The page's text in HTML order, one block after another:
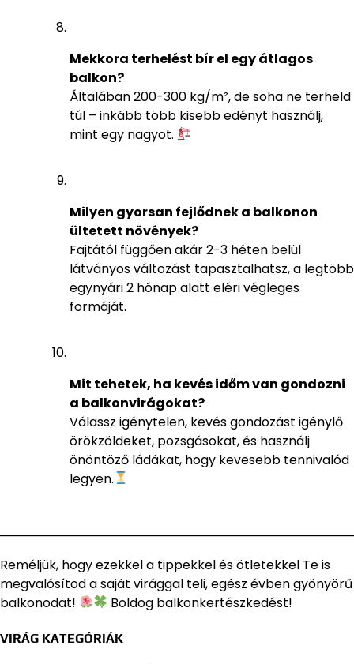
Mekkora terhelést bír el egy átlagos
balkon?
Általában 200-300 kg/m², de soha ne terheld
túl – inkább több kisebb edényt használj,
mint egy nagyot.
Milyen gyorsan fejlődnek a balkonon
ültetett növények?
Fajtától függően akár 2-3 héten belül
látványos változást tapasztalhatsz, a legtöbb
egynyári 2 hónap alatt eléri végleges
formáját.
Mit tehetek, ha kevés időm van gondozni
a balkonvirágokat?
Válassz igénytelen, kevés gondozást igénylő
örökzöldeket, pozsgásokat, és használj
önöntöző ládákat, hogy kevesebb tennivalód
legyen.
Reméljük, hogy ezekkel a tippekkel és ötletekkel Te is
megvalósítod a saját virággal teli, egész évben gyönyörű
balkonodat!
Boldog balkonkertészkedést!
VIRÁG KATEGÓRIÁK